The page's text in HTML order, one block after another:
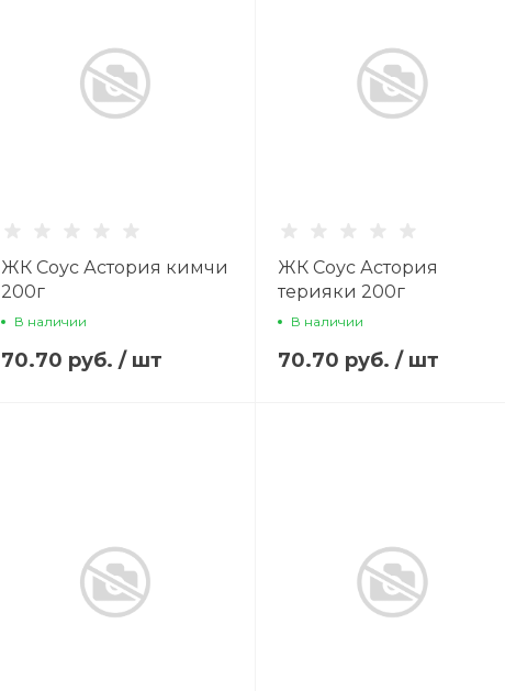
ЖК Соус Астория кимчи
200г
В наличии
70.70 руб. / шт
ЖК Соус Астория
терияки 200г
В наличии
70.70 руб. / шт